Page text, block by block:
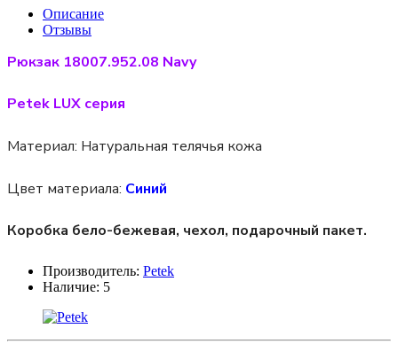
Описание
Отзывы
Рюкзак 18007.952.08 Navy
Petek LUX серия
Материал: Натуральная телячья кожа
Цвет материала: Синий
Коробка бело-бежевая, чехол, подарочный пакет.
Производитель: Petek
Наличие: 5